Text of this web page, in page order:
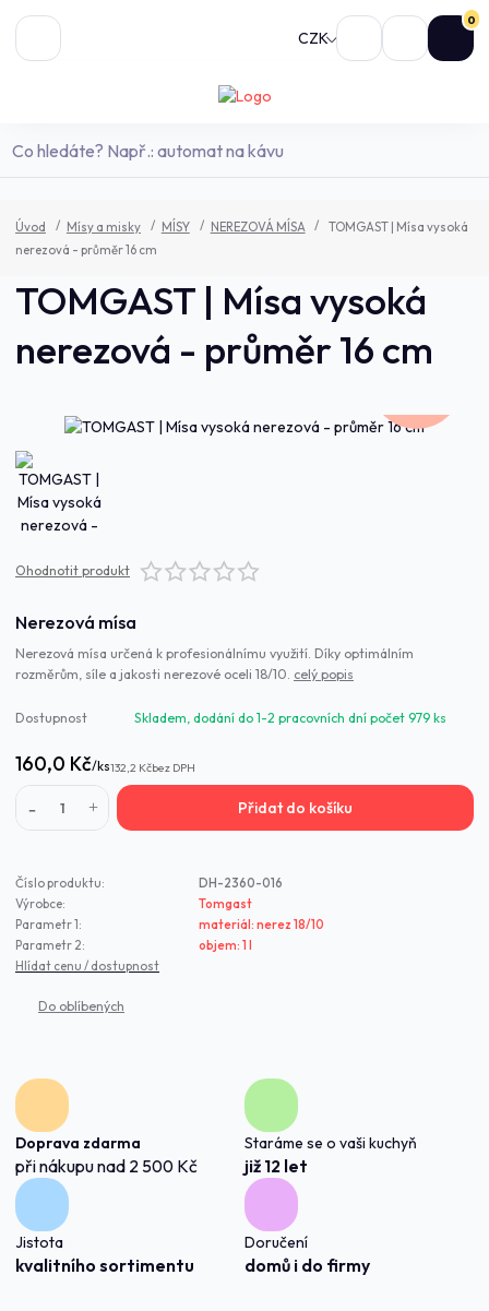
CZK
0
Úvod Mísy a misky MÍSY NEREZOVÁ MÍSA
TOMGAST | Mísa vysoká
nerezová - průměr 16 cm
TOMGAST | Mísa vysoká
nerezová - průměr 16 cm
Ohodnotit produkt
Nerezová mísa
Nerezová mísa určená k profesionálnímu využití. Díky optimálním
rozměrům, síle a jakosti nerezové oceli 18/10. celý popis
Dostupnost Skladem, dodání do 1-2 pracovních dní počet 979 ks
160,0 Kč/ks132,2 Kčbez DPH
Přidat do košíku
Číslo produktu:
DH-2360-016
Výrobce:
Tomgast
Parametr 1:
materiál: nerez 18/10
Parametr 2:
objem: 1 l
Hlídat cenu / dostupnost
Doprava zdarma
při nákupu nad 2 500 Kč
Staráme se o vaši kuchyň
již 12 let
Jistota
kvalitního sortimentu
Doručení
domů i do firmy